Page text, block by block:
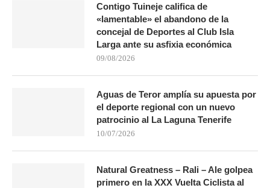
Contigo Tuineje califica de
«lamentable» el abandono de la
concejal de Deportes al Club Isla
Larga ante su asfixia económica
09/08/2026
Aguas de Teror amplía su apuesta por
el deporte regional con un nuevo
patrocinio al La Laguna Tenerife
10/07/2026
Natural Greatness – Rali – Ale golpea
primero en la XXX Vuelta Ciclista al